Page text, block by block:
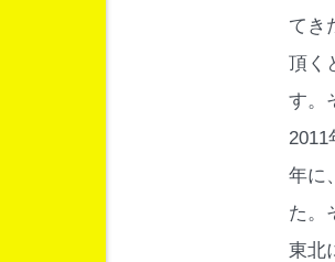
てき
頂く
す。
2011
年に
た。
東北